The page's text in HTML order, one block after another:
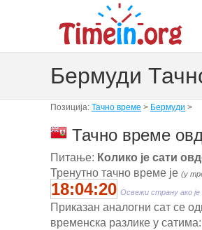
Бермуди
Позиција: Тачно време > Бермуди >
Тачно време
Питање: Колико је сати
Тренутно тачно време је (у
18:04:20 Освежи страну ако
Приказан аналогни сат се
временска разлике у